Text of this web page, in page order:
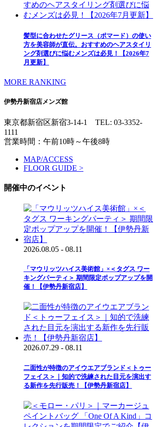
髪型に合わせたグリース（ポマード）の使い
方を美容師が直伝。おすすめのヘアスタイリ
ング剤選びに悩むメンズは必見！【2026年7
月更新】
MORE RANKING
伊勢丹新宿店メンズ館
東京都新宿区新宿3-14-1 TEL: 03-3352-
1111
営業時間：午前10時～午後8時
MAP/ACCESS
FLOOR GUIDE >
開催中のイベント
2026.08.05 - 08.11
「マウリッツハイス美術館」×＜タグス ワー
キングパーティ＞ 期間限定ポップアップを開
催！【伊勢丹新宿店】
2026.07.29 - 08.11
二面性が特徴のアイウエアブランド＜トゥー
フェイス＞｜知的で洗練された目元を演出す
る新作を先行販売！【伊勢丹新宿店】